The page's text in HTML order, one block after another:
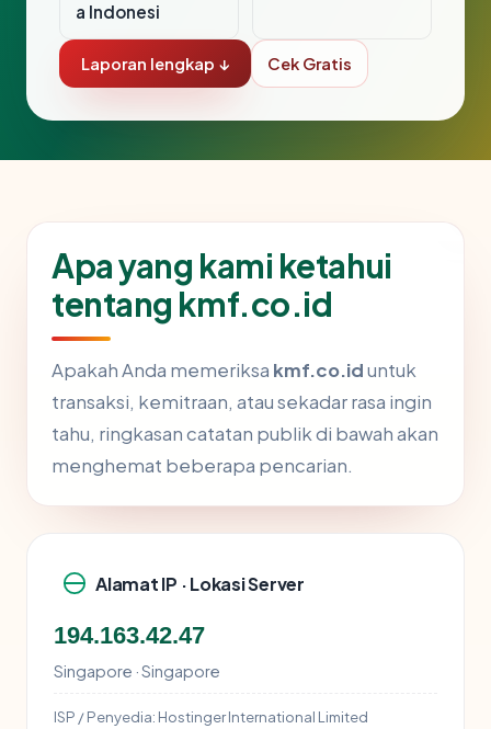
a Indonesi
Laporan lengkap ↓ Cek Gratis
Apa yang kami ketahui
tentang kmf.co.id
Apakah Anda memeriksa kmf.co.iduntuk
transaksi, kemitraan, atau sekadar rasa ingin
tahu, ringkasan catatan publik di bawah akan
menghemat beberapa pencarian.
Alamat IP · Lokasi Server
194.163.42.47
Singapore · Singapore
ISP / Penyedia: Hostinger International Limited